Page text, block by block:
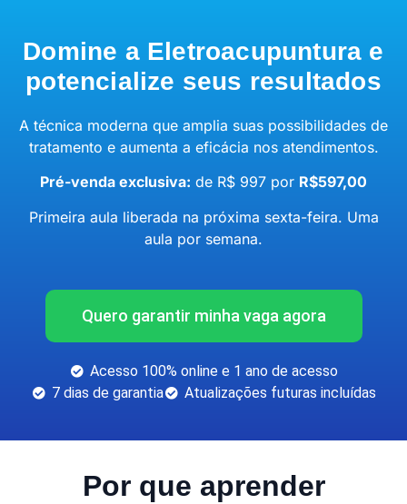
Domine a Eletroacupuntura e
potencialize seus resultados
A técnica moderna que amplia suas possibilidades de
tratamento e aumenta a eficácia nos atendimentos.
Pré-venda exclusiva: de R$ 997 por R$597,00
Primeira aula liberada na próxima sexta-feira. Uma
aula por semana.
Quero garantir minha vaga agora
Acesso 100% online e 1 ano de acesso
7 dias de garantia
Atualizações futuras incluídas
Por que aprender